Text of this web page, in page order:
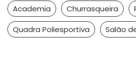
Academia Churrasqueira
Quadra Poliesportiva
Salão